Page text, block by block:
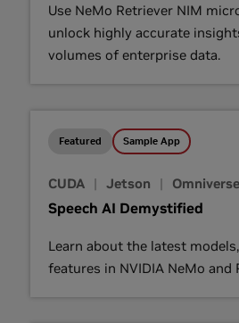
Use NeMo Retriever NIM
unlock highly accurate
volumes of enterprise data.
Featured Sample App
CUDA | Jetson | Omniverse
Speech AI Demystified
Learn about the latest
features in NVIDIA NeMo and